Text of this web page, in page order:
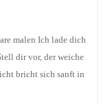
malen Ich lade dich
dir vor, der weiche
bricht sich sanft in